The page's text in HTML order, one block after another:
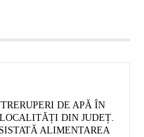
DE APĂ ÎN
DIN JUDEȚ.
ALIMENTAREA